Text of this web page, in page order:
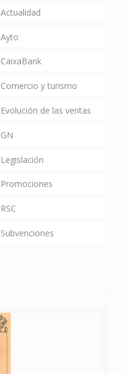
Actualidad
Ayto
CaixaBank
Comercio y turismo
Evolución de las ventas
GN
Legislación
Promociones
RSC
Subvenciones